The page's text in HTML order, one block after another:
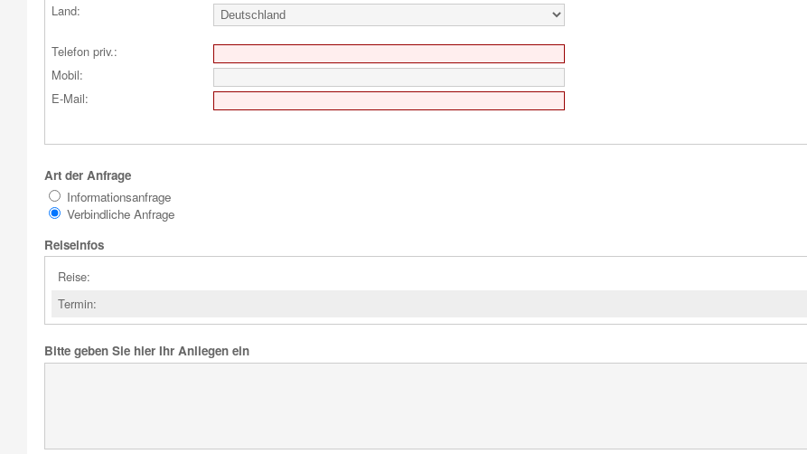
Land:
Telefon priv.:
Mobil:
E-Mail:
Art der Anfrage
Informationsanfrage
Verbindliche Anfrage
Reiseinfos
Reise:
Termin:
Bitte geben Sie hier Ihr Anliegen ein